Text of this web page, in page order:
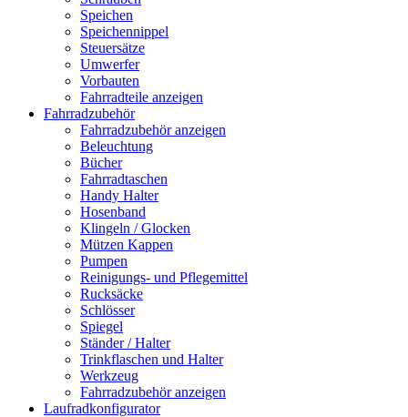
Speichen
Speichennippel
Steuersätze
Umwerfer
Vorbauten
Fahrradteile anzeigen
Fahrradzubehör
Fahrradzubehör anzeigen
Beleuchtung
Bücher
Fahrradtaschen
Handy Halter
Hosenband
Klingeln / Glocken
Mützen Kappen
Pumpen
Reinigungs- und Pflegemittel
Rucksäcke
Schlösser
Spiegel
Ständer / Halter
Trinkflaschen und Halter
Werkzeug
Fahrradzubehör anzeigen
Laufradkonfigurator